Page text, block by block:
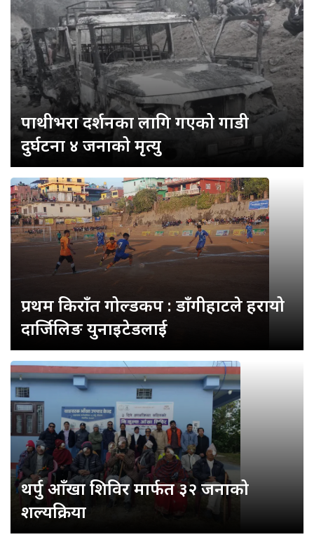
पाथीभरा दर्शनका लागि गएको गाडी
दुर्घटना ४ जनाको मृत्यु
प्रथम किराँत गोल्डकप : डाँगीहाटले हरायो
दार्जिलिङ युनाइटेडलाई
थर्पु आँखा शिविर मार्फत ३२ जनाको
शल्यक्रिया